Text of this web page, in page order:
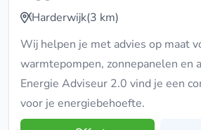
Harderwijk(3 km)
Wij helpen je met advies op maat
warmtepompen, zonnepanelen en
Energie Adviseur 2.0 vind je een
voor je energiebehoefte.